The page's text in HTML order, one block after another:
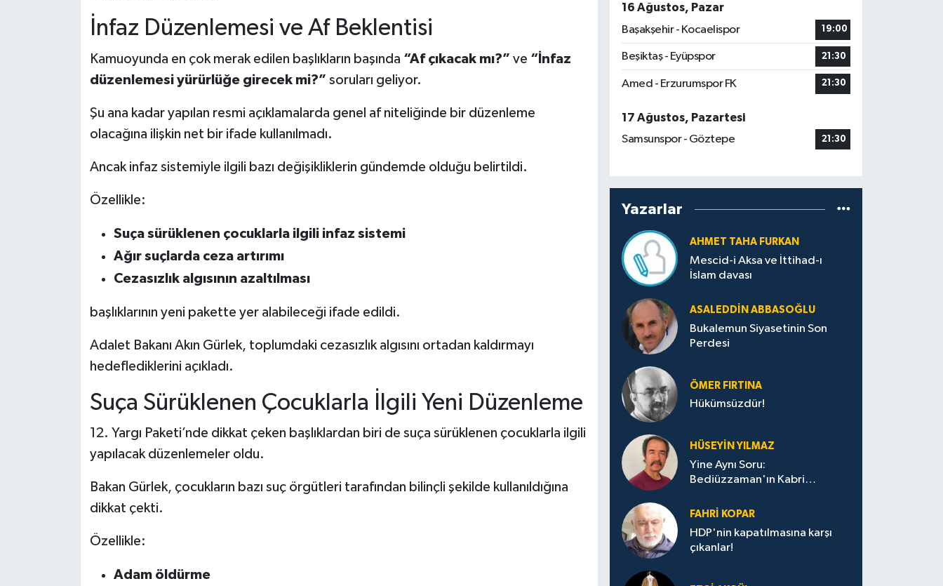
İnfaz Düzenlemesi ve Af Beklentisi
Kamuoyunda en çok merak edilen başlıkların başında “Af çıkacak mı?” ve “İnfaz
düzenlemesi yürürlüğe girecek mi?” soruları geliyor.
Şu ana kadar yapılan resmi açıklamalarda genel af niteliğinde bir düzenleme
olacağına ilişkin net bir ifade kullanılmadı.
Ancak infaz sistemiyle ilgili bazı değişikliklerin gündemde olduğu belirtildi.
Özellikle:
Suça sürüklenen çocuklarla ilgili infaz sistemi
Ağır suçlarda ceza artırımı
Cezasızlık algısının azaltılması
başlıklarının yeni pakette yer alabileceği ifade edildi.
Adalet Bakanı Akın Gürlek, toplumdaki cezasızlık algısını ortadan kaldırmayı
hedeflediklerini açıkladı.
Suça Sürüklenen Çocuklarla İlgili Yeni Düzenleme
12. Yargı Paketi’nde dikkat çeken başlıklardan biri de suça sürüklenen çocuklarla ilgili
yapılacak düzenlemeler oldu.
Bakan Gürlek, çocukların bazı suç örgütleri tarafından bilinçli şekilde kullanıldığına
dikkat çekti.
Özellikle:
Adam öldürme
16 Ağustos, Pazar
Başakşehir - Kocaelispor
19:00
Beşiktaş - Eyüpspor 21:30
Amed - Erzurumspor FK 21:30
17 Ağustos, Pazartesi
Samsunspor - Göztepe
21:30
Yazarlar
AHMET TAHA FURKAN
Mescid-i Aksa ve İttihad-ı
İslam davası
ASALEDDIN ABBASOĞLU
Bukalemun Siyasetinin Son
Perdesi
ÖMER FIRTINA
Hükümsüzdür!
HÜSEYIN YILMAZ
Yine Aynı Soru:
Bediüzzaman'ın Kabri
FAHRI KOPAR
HDP'nin kapatılmasına karşı
çıkanlar!